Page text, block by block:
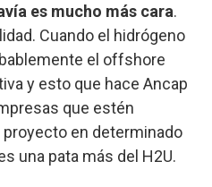
es mucho más cara.
Cuando el hidrógeno
el offshore
y esto que hace Ancap
que estén
en determinado
una pata más del H2U.